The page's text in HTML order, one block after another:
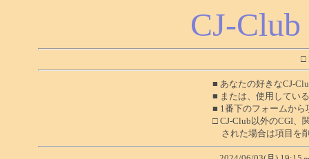
CJ-
□
■ あなたの好きなCJ-
■ または、使用してい
■ 1番下のフォームか
□ CJ-Club以外のCGI、
された場合は項目を